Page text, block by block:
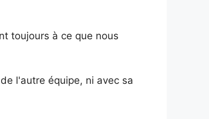
toujours à ce que nous
l'autre équipe, ni avec sa